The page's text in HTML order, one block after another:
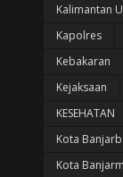
Kalimantan
Kapolres
Kebakaran
Kejaksaan
KESEHATAN
Kota
Kota